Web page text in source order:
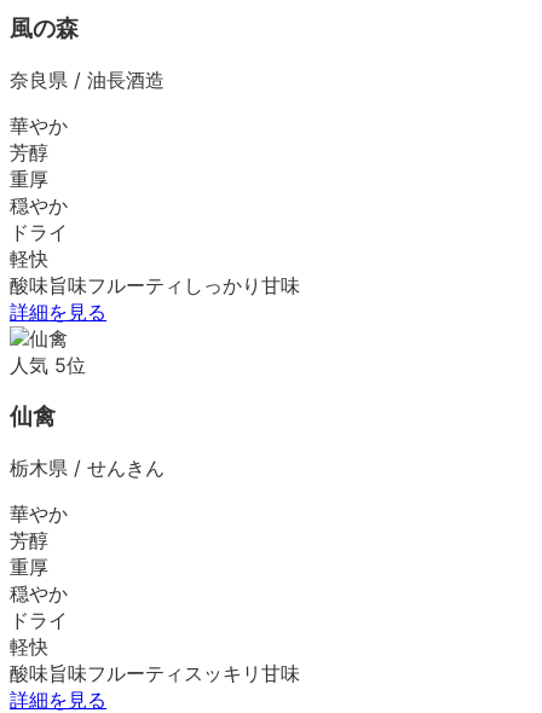
風の森
奈良県 / 油長酒造
華やか
芳醇
重厚
穏やか
ドライ
軽快
酸味旨味フルーティ しっかり 甘味
詳細を見る
人気 5位
仙禽
栃木県 / せんきん
華やか
芳醇
重厚
穏やか
ドライ
軽快
酸味旨味フルーティ スッキリ 甘味
詳細を見る